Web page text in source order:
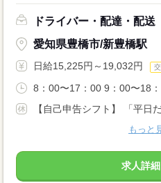
ドライバー・配達・配送
愛知県豊橋市/新豊橋駅
日給15,225円～19,032円
8：00〜17：00 9：00〜18
【自己申告シフト】 「平日
もっと
求人詳